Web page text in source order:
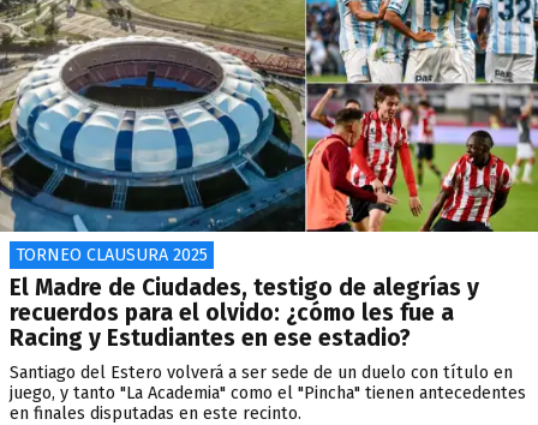
TORNEO CLAUSURA 2025
El Madre de Ciudades, testigo de alegrías y
recuerdos para el olvido: ¿cómo les fue a
Racing y Estudiantes en ese estadio?
Santiago del Estero volverá a ser sede de un duelo con título en
juego, y tanto "La Academia" como el "Pincha" tienen antecedentes
en finales disputadas en este recinto.